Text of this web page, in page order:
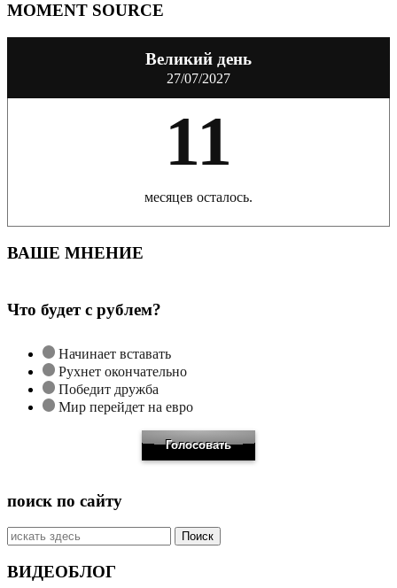
MOMENT SOURCE
Великий день
27/07/2027
11
месяцев осталось.
ВАШЕ МНЕНИЕ
Что будет с рублем?
Начинает вставать
Рухнет окончательно
Победит дружба
Мир перейдет на евро
поиск по сайту
Искать:
ВИДЕОБЛОГ